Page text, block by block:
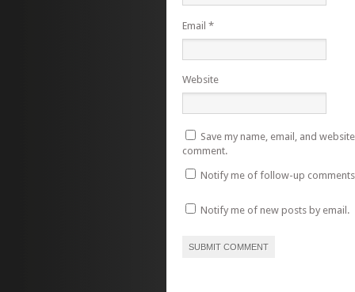
Email *
Website
Save my name, email, and
comment.
Notify me of follow-up
Notify me of new posts by email.